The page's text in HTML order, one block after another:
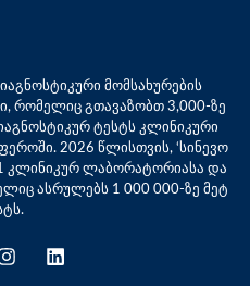
მომსახურების
რომელიც გთავაზობთ 3,000-ზე
ტესტს კლინიკური
2026 წლისთვის, ‘სინევო
კლინიკურ ლაბორატორიასა და
ასრულებს 1 000 000-ზე მეტ